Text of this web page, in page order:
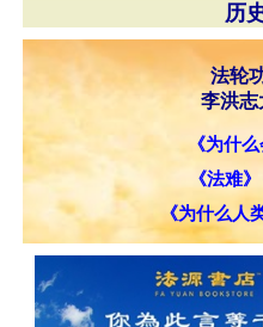
历
法轮
李洪志
《为什么
《法难》
《为什么人